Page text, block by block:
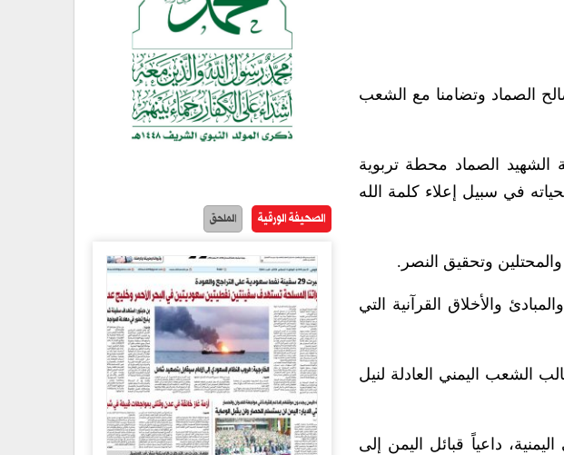
الصماد وتضامنا مع الشعب
الصماد محطة تربوية
في سبيل إعلاء كلمة الله
وتحقيق النصر.
والأخلاق القرآنية التي
الشعب اليمني العادلة لنيل
داعياً قبائل اليمن إلى
الصحيفة الورقية الملحق